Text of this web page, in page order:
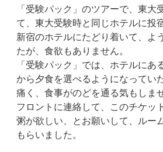
「受験パック」のツアーで、東大
て、東大受験時と同じホテルに投
新宿のホテルにたどり着いて、よ
たが、食欲もありません。
「受験パック」では、ホテルにあ
から夕食を選べるようになってい
痛く、食事がのどを通る気もしま
フロントに連絡して、このチケッ
粥が欲しい、とお願いして、ルー
もらいました。